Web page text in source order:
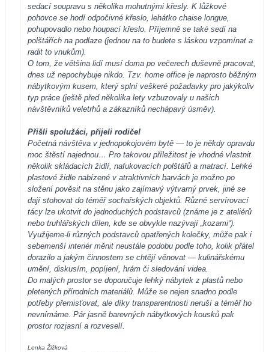
sedací soupravu s několika mohutnými křesly. K lůžkové
pohovce se hodí odpočivné křeslo, lehátko chaise longue,
pohupovadlo nebo houpací křeslo. Příjemně se také sedí na
polštářích na podlaze (jednou na to budete s láskou vzpomínat a
radit to vnukům).
O tom, že většina lidí musí doma po večerech duševně pracovat,
dnes už nepochybuje nikdo. Tzv. home office je naprosto běžným
nábytkovým kusem, který splní veškeré požadavky pro jakýkoliv
typ práce (ještě před několika lety vzbuzovaly u našich
návštěvníků veletrhů a zákazníků nechápavý úsměv).
Přišli spolužáci, přijeli rodiče!
Početná návštěva v jednopokojovém bytě — to je někdy opravdu
moc štěstí najednou… Pro takovou příležitost je vhodné vlastnit
několik skládacích židlí, nafukovacích polštářů a matrací. Lehké
plastové židle nabízené v atraktivních barvách je možno po
složení pověsit na stěnu jako zajímavý výtvarný prvek, jiné se
dají stohovat do téměř sochařských objektů. Různé servírovací
tácy lze ukotvit do jednoduchých podstavců (známe je z ateliérů
nebo truhlářských dílen, kde se obvykle nazývají „kozami“).
Využijeme-li různých podstavců opatřených kolečky, může pak i
sebemenší interiér měnit neustále podobu podle toho, kolik přátel
dorazilo a jakým činnostem se chtějí věnovat — kulinářskému
umění, diskusím, popíjení, hrám či sledování videa.
Do malých prostor se doporučuje lehký nábytek z plastů nebo
pletených přírodních materiálů. Může se nejen snadno podle
potřeby přemisťovat, ale díky transparentnosti neruší a téměř ho
nevnímáme. Pár jasně barevných nábytkových kousků pak
prostor rozjasní a rozveselí.
Lenka Žižková